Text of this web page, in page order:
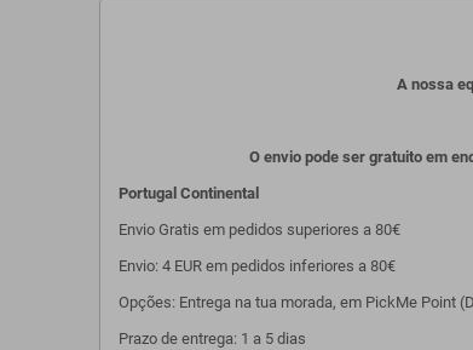
A nossa
O envio pode ser gratuito em
Portugal Continental
Envio Gratis em pedidos superiores a 80€
Envio: 4 EUR em pedidos inferiores a 80€
Opções: Entrega na tua morada, em PickMe Point
Prazo de entrega: 1 a 5 dias